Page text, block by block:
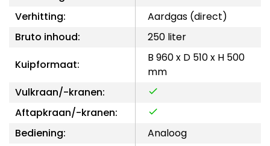
Verhitting:
Aardgas (direct)
Bruto inhoud:
250 liter
Kuipformaat:
B 960 x D 510 x H 500
mm
Vulkraan/-kranen:
Aftapkraan/-kranen:
Bediening:
Analoog